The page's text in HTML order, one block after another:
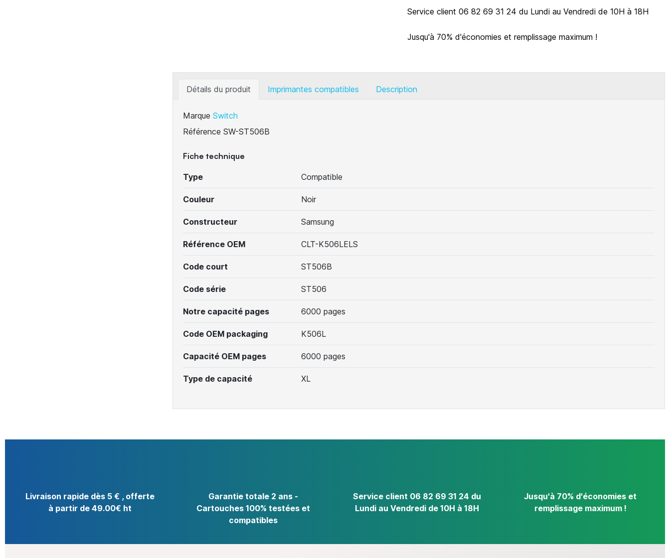
Service client 06 82 69 31 24 du Lundi au Vendredi de 10H à 18H
Jusqu'à 70% d'économies et remplissage maximum !
Détails du produit Imprimantes compatibles Description
Marque Switch
Référence SW-ST506B
Fiche technique
Type Compatible
Couleur Noir
Constructeur Samsung
Référence OEM CLT-K506LELS
Code court ST506B
Code série ST506
Notre capacité pages 6000 pages
Code OEM packaging K506L
Capacité OEM pages 6000 pages
Type de capacité XL
Livraison rapide dès 5 € , offerte
à partir de 49.00€ ht
Garantie totale 2 ans -
Cartouches 100% testées et
compatibles
Service client 06 82 69 31 24 du
Lundi au Vendredi de 10H à 18H
Jusqu'à 70% d'économies et
remplissage maximum !